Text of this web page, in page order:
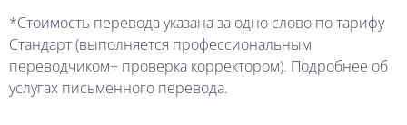
*Стоимость перевода указана за одно слово по тарифу
Стандарт (выполняется профессиональным
переводчиком+ проверка корректором). Подробнее об
услугах письменного перевода.